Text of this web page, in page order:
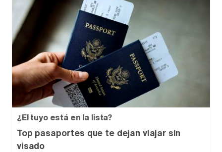
¿El tuyo está en la lista?
Top pasaportes que te dejan viajar sin
visado